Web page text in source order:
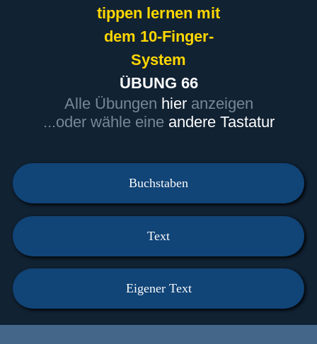
tippen lernen mit
dem 10-Finger-
System
ÜBUNG 66
Alle Übungen hieranzeigen
...oder wähle eine andere Tastatur
Buchstaben
Text
Eigener Text